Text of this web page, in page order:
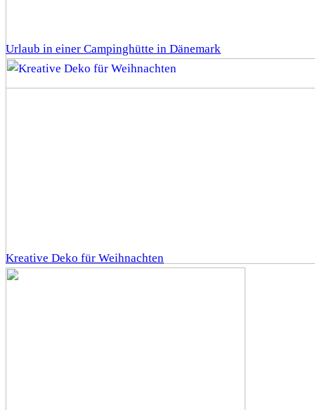
Urlaub in einer Campinghütte in Dänemark
Kreative Deko für Weihnachten